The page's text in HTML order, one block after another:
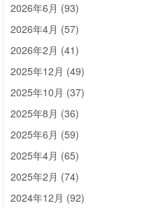
2026年6月 (93)
2026年4月 (57)
2026年2月 (41)
2025年12月 (49)
2025年10月 (37)
2025年8月 (36)
2025年6月 (59)
2025年4月 (65)
2025年2月 (74)
2024年12月 (92)